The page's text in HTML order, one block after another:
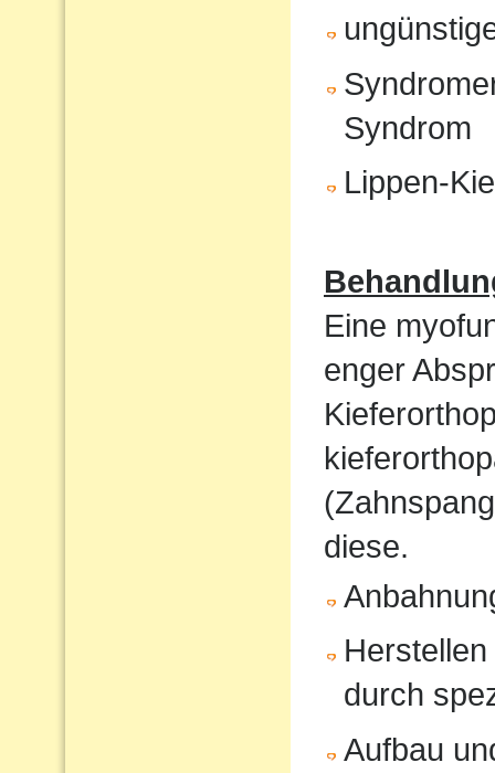
Syndrom
Lippen-
Eine
enger
diese.
durch
Aufbau